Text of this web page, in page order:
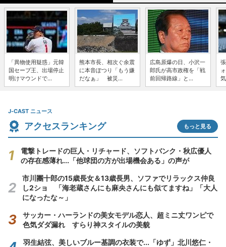
「異物使用疑惑」元韓
国セーブ王、出場停止
明けマウンドで...
熊本市長、相次ぐ余震
に本音ぽつり「もう嫌
だなぁ」 被災...
広島原爆の日、小沢一
郎氏が高市政権を「戦
前回帰路線」と...
J-CAST ニュース
アクセスランキング もっと見る
電撃トレードの巨人・リチャード、ソフトバンク・秋広優人
の存在感薄れ...「他球団の方が出場機会ある」の声が
市川團十郎の15歳長女＆13歳長男、ソファでリラックス仲良
し2ショ 「海老蔵さんにも麻央さんにも似てますね」「大人
になったな～」
サッカー・ハーランドの美女モデル恋人、超ミニ丈ワンピで
色気ダダ漏れ すらり神スタイルの美貌
羽生結弦、美しいブルー基調の衣装で...「ゆず」北川悠仁・